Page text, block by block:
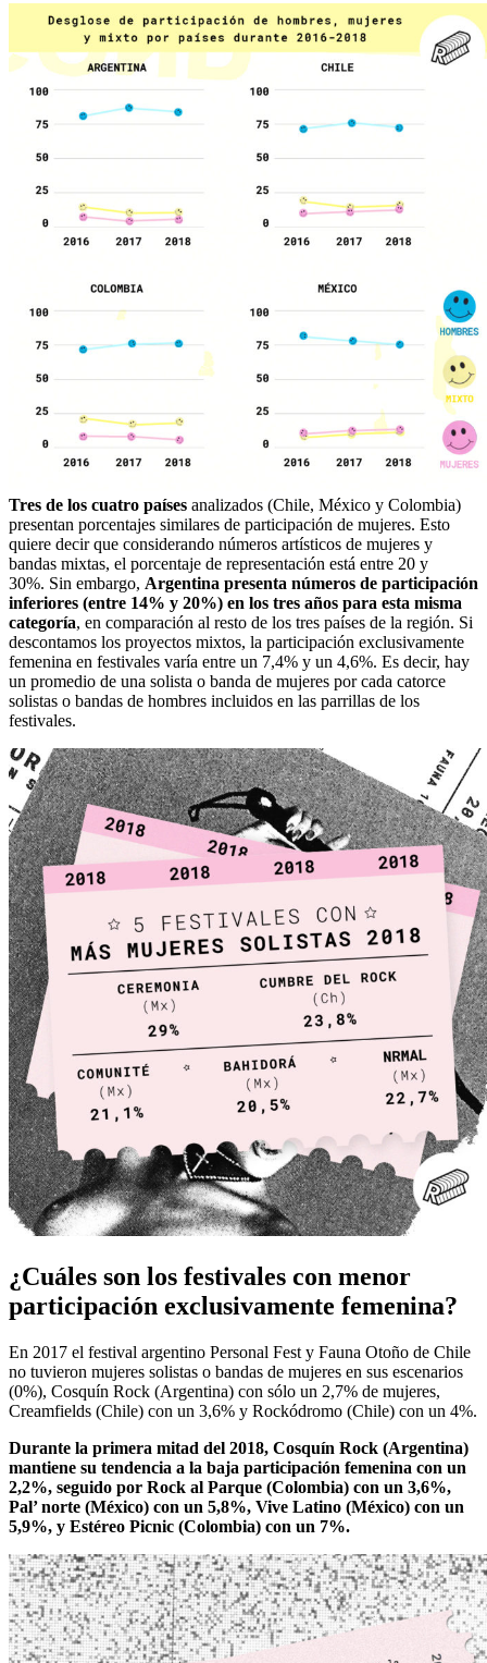
Tres de los cuatro países analizados (Chile, México y Colombia)
presentan porcentajes similares de participación de mujeres. Esto
quiere decir que considerando números artísticos de mujeres y
bandas mixtas, el porcentaje de representación está entre 20 y
30%. Sin embargo, Argentina presenta números de participación
inferiores (entre 14% y 20%) en los tres años para esta misma
categoría, en comparación al resto de los tres países de la región. Si
descontamos los proyectos mixtos, la participación exclusivamente
femenina en festivales varía entre un 7,4% y un 4,6%. Es decir, hay
un promedio de una solista o banda de mujeres por cada catorce
solistas o bandas de hombres incluidos en las parrillas de los
festivales.
¿Cuáles son los festivales con menor
participación exclusivamente femenina?
En 2017 el festival argentino Personal Fest y Fauna Otoño de Chile
no tuvieron mujeres solistas o bandas de mujeres en sus escenarios
(0%), Cosquín Rock (Argentina) con sólo un 2,7% de mujeres,
Creamfields (Chile) con un 3,6% y Rockódromo (Chile) con un 4%.
Durante la primera mitad del 2018, Cosquín Rock (Argentina)
mantiene su tendencia a la baja participación femenina con un
2,2%, seguido por Rock al Parque (Colombia) con un 3,6%,
Pal’ norte (México) con un 5,8%, Vive Latino (México) con un
5,9%, y Estéreo Picnic (Colombia) con un 7%.